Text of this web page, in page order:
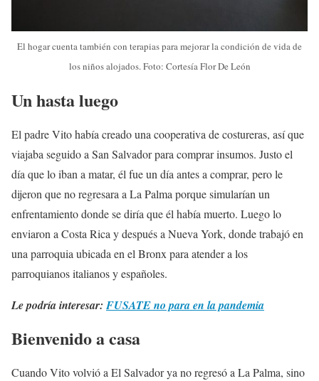
El hogar cuenta también con terapias para mejorar la condición de vida de
los niños alojados. Foto: Cortesía Flor De León
Un hasta luego
El padre Vito había creado una cooperativa de costureras, así que
viajaba seguido a San Salvador para comprar insumos. Justo el
día que lo iban a matar, él fue un día antes a comprar, pero le
dijeron que no regresara a La Palma porque simularían un
enfrentamiento donde se diría que él había muerto. Luego lo
enviaron a Costa Rica y después a Nueva York, donde trabajó en
una parroquia ubicada en el Bronx para atender a los
parroquianos italianos y españoles.
Le podría interesar:FUSATE no para en la pandemia
Bienvenido a casa
Cuando Vito volvió a El Salvador ya no regresó a La Palma, sino